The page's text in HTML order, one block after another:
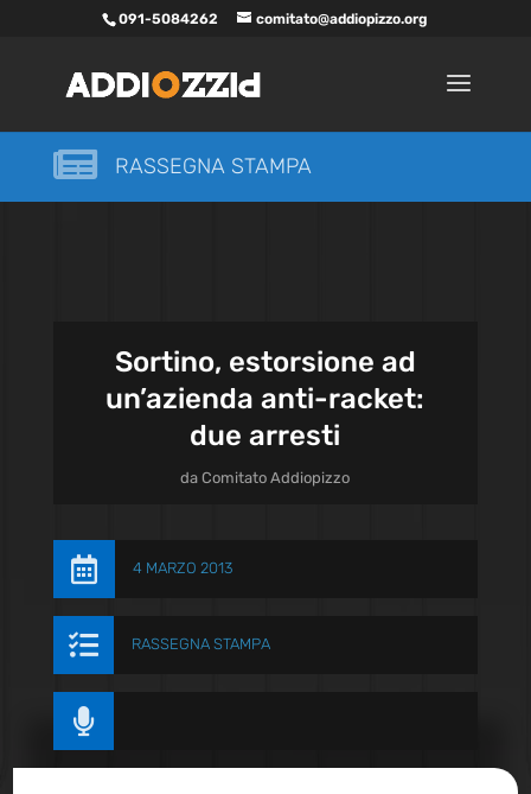
091-5084262 comitato@addiopizzo.org
 RASSEGNA STAMPA
Sortino, estorsione ad
un’azienda anti-racket:
due arresti
daComitato Addiopizzo
 4 MARZO 2013
 RASSEGNA STAMPA
